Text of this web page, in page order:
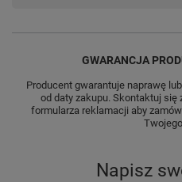
GWARANCJA
Producent gwarantuje naprawę
od daty zakupu. Skontaktuj
formularza reklamacji aby
Napisz